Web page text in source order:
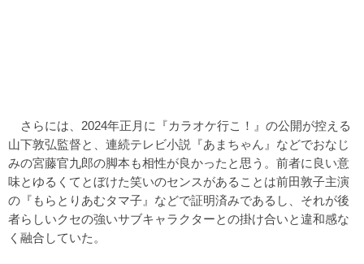
さらには、2024年正月に『カラオケ行こ！』の公開が控える
山下敦弘監督と、連続テレビ小説『あまちゃん』などでおなじ
みの宮藤官九郎の脚本も相性が良かったと思う。前者に良い意
味とゆるくてとぼけた笑いのセンスがあることは前田敦子主演
の『もらとりあむタマ子』などで証明済みであるし、それが後
者らしいクセの強いサブキャラクターとの掛け合いと違和感な
く融合していた。